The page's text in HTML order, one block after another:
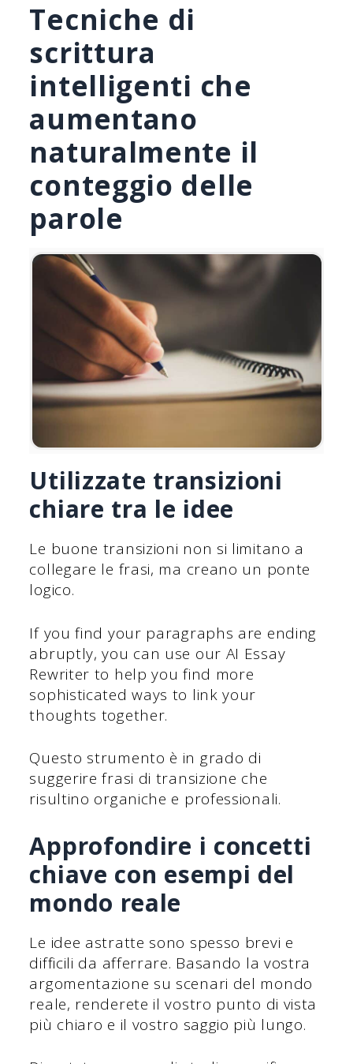
Tecniche di
scrittura
intelligenti che
aumentano
naturalmente il
conteggio delle
parole
Utilizzate transizioni
chiare tra le idee
Le buone transizioni non si limitano a
collegare le frasi, ma creano un ponte
logico.
If you find your paragraphs are ending
abruptly, you can use our AI Essay
Rewriter to help you find more
sophisticated ways to link your
thoughts together.
Questo strumento è in grado di
suggerire frasi di transizione che
risultino organiche e professionali.
Approfondire i concetti
chiave con esempi del
mondo reale
Le idee astratte sono spesso brevi e
difficili da afferrare. Basando la vostra
argomentazione su scenari del mondo
reale, renderete il vostro punto di vista
più chiaro e il vostro saggio più lungo.